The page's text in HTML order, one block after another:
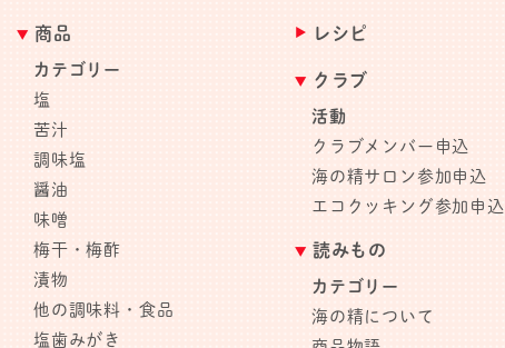
商品
カテゴリー
塩
苦汁
調味塩
醤油
味噌
梅干・梅酢
漬物
他の調味料・食品
塩歯みがき
レシピ
クラブ
活動
クラブメンバー申込
海の精サロン参加申込
エコクッキング参加申込
読みもの
カテゴリー
海の精について